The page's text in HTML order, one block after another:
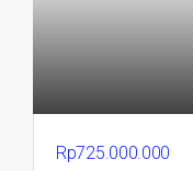
Rp725.000.000